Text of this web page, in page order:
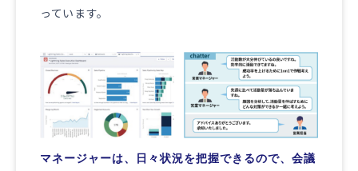
マネージャーは、日々状況を把握できるので、会議
っています。